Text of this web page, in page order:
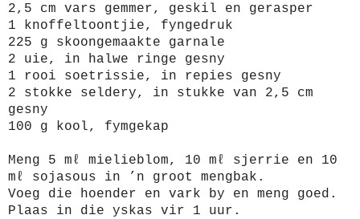
2,5 cm vars gemmer, geskil en gerasper
1 knoffeltoontjie, fyngedruk
225 g skoongemaakte garnale
2 uie, in halwe ringe gesny
1 rooi soetrissie, in repies gesny
2 stokke seldery, in stukke van 2,5 cm
gesny
100 g kool, fymgekap
Meng 5 mℓ mielieblom, 10 mℓ sjerrie en 10
mℓ sojasous in ’n groot mengbak.
Voeg die hoender en vark by en meng goed.
Plaas in die yskas vir 1 uur.